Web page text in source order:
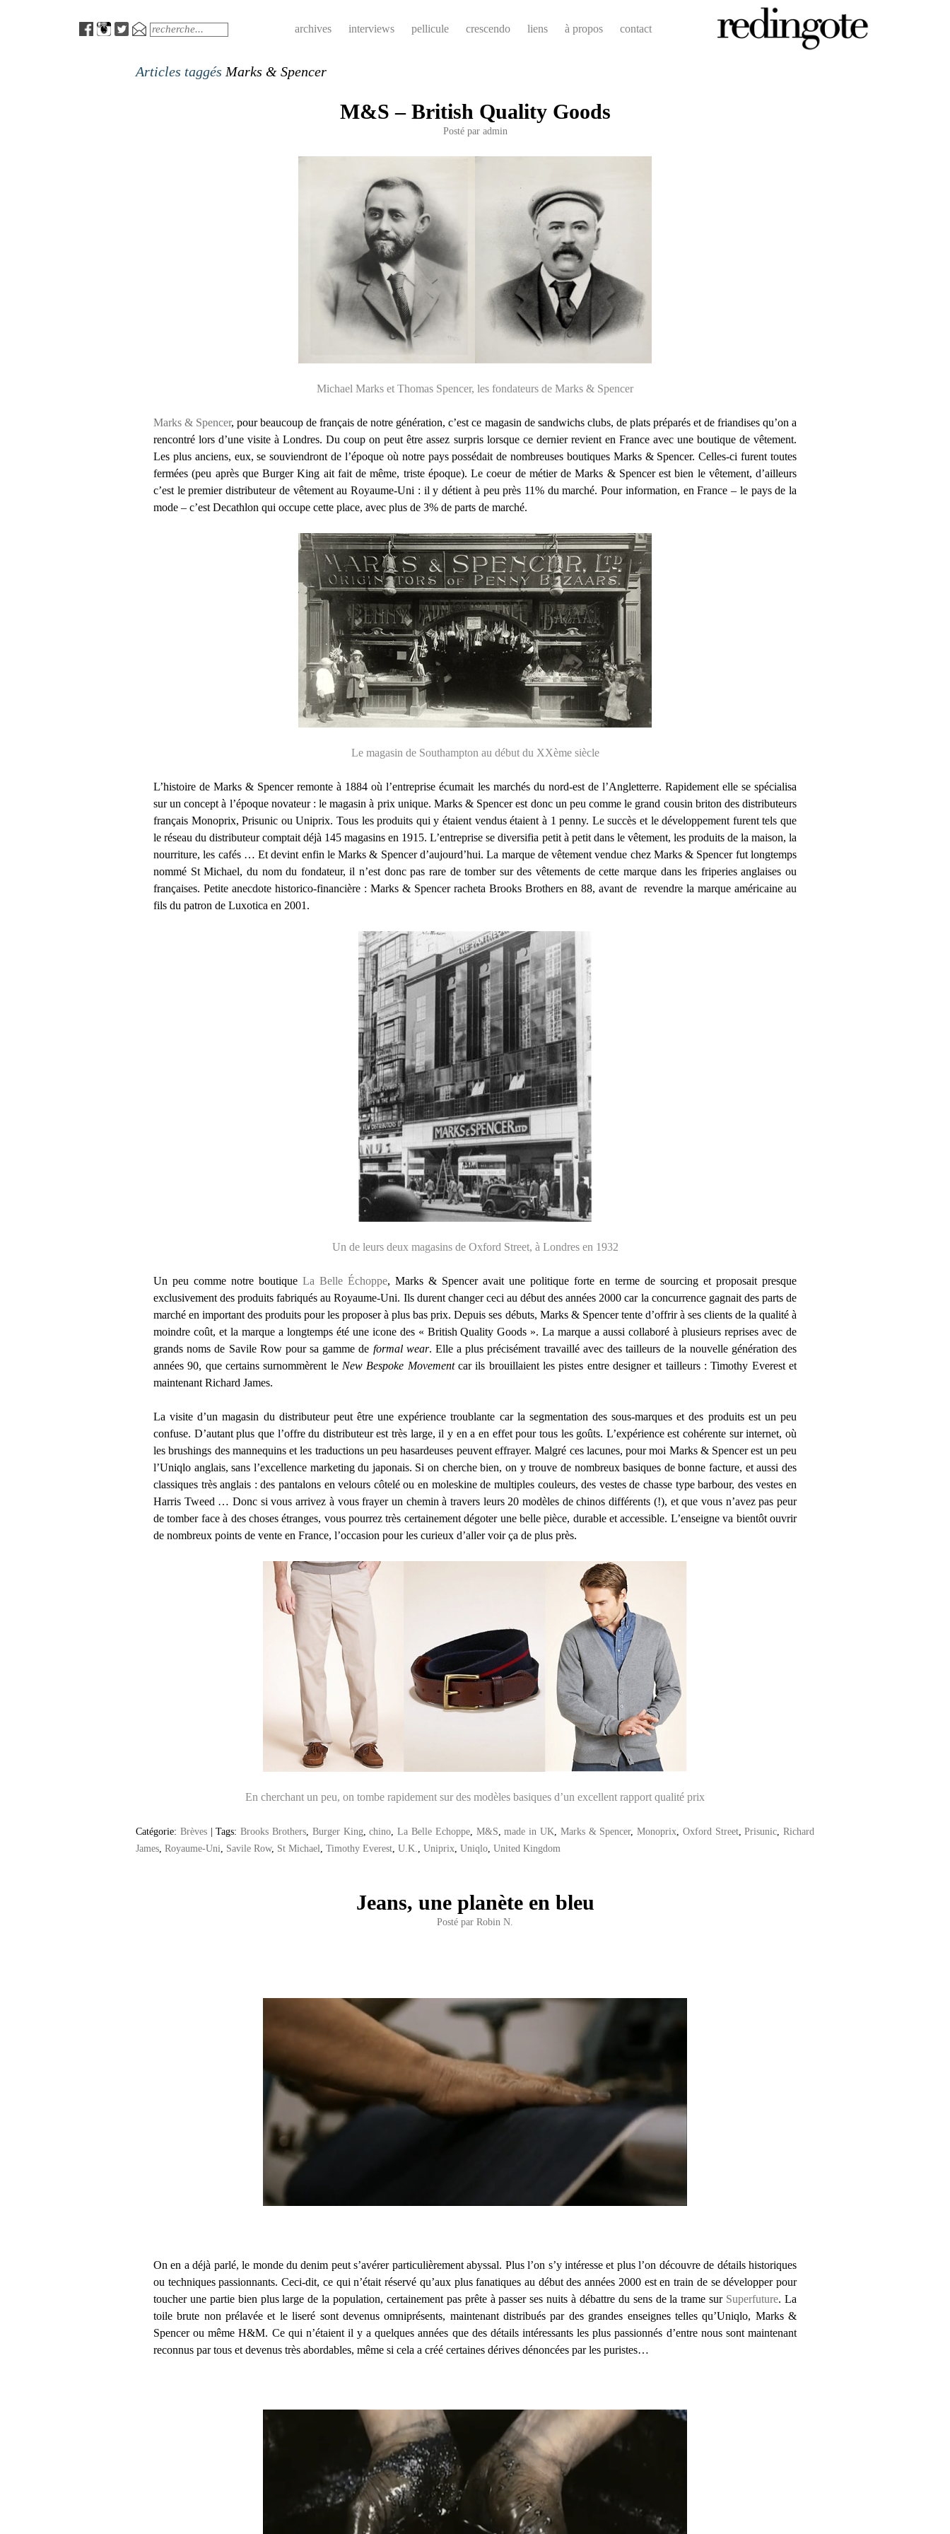
MenuSearch archives interviews pellicule crescendo liens à propos contact
Articles taggés Marks & Spencer
M&S – British Quality Goods
Posté par admin
Michael Marks et Thomas Spencer, les fondateurs de Marks & Spencer
Marks & Spencer, pour beaucoup de français de notre génération, c’est ce magasin de sandwichs clubs, de plats préparés et de friandises qu’on a
rencontré lors d’une visite à Londres. Du coup on peut être assez surpris lorsque ce dernier revient en France avec une boutique de vêtement.
Les plus anciens, eux, se souviendront de l’époque où notre pays possédait de nombreuses boutiques Marks & Spencer. Celles-ci furent toutes
fermées (peu après que Burger King ait fait de même, triste époque). Le coeur de métier de Marks & Spencer est bien le vêtement, d’ailleurs
c’est le premier distributeur de vêtement au Royaume-Uni : il y détient à peu près 11% du marché. Pour information, en France – le pays de la
mode – c’est Decathlon qui occupe cette place, avec plus de 3% de parts de marché.
Le magasin de Southampton au début du XXème siècle
L’histoire de Marks & Spencer remonte à 1884 où l’entreprise écumait les marchés du nord-est de l’Angletterre. Rapidement elle se spécialisa
sur un concept à l’époque novateur : le magasin à prix unique. Marks & Spencer est donc un peu comme le grand cousin briton des distributeurs
français Monoprix, Prisunic ou Uniprix. Tous les produits qui y étaient vendus étaient à 1 penny. Le succès et le développement furent tels que
le réseau du distributeur comptait déjà 145 magasins en 1915. L’entreprise se diversifia petit à petit dans le vêtement, les produits de la maison, la
nourriture, les cafés … Et devint enfin le Marks & Spencer d’aujourd’hui. La marque de vêtement vendue chez Marks & Spencer fut longtemps
nommé St Michael, du nom du fondateur, il n’est donc pas rare de tomber sur des vêtements de cette marque dans les friperies anglaises ou
françaises. Petite anecdote historico-financière : Marks & Spencer racheta Brooks Brothers en 88, avant de revendre la marque américaine au
fils du patron de Luxotica en 2001.
Un de leurs deux magasins de Oxford Street, à Londres en 1932
Un peu comme notre boutique La Belle Échoppe, Marks & Spencer avait une politique forte en terme de sourcing et proposait presque
exclusivement des produits fabriqués au Royaume-Uni. Ils durent changer ceci au début des années 2000 car la concurrence gagnait des parts de
marché en important des produits pour les proposer à plus bas prix. Depuis ses débuts, Marks & Spencer tente d’offrir à ses clients de la qualité à
moindre coût, et la marque a longtemps été une icone des « British Quality Goods ». La marque a aussi collaboré à plusieurs reprises avec de
grands noms de Savile Row pour sa gamme de formal wear. Elle a plus précisément travaillé avec des tailleurs de la nouvelle génération des
années 90, que certains surnommèrent le New Bespoke Movementcar ils brouillaient les pistes entre designer et tailleurs : Timothy Everest et
maintenant Richard James.
La visite d’un magasin du distributeur peut être une expérience troublante car la segmentation des sous-marques et des produits est un peu
confuse. D’autant plus que l’offre du distributeur est très large, il y en a en effet pour tous les goûts. L’expérience est cohérente sur internet, où
les brushings des mannequins et les traductions un peu hasardeuses peuvent effrayer. Malgré ces lacunes, pour moi Marks & Spencer est un peu
l’Uniqlo anglais, sans l’excellence marketing du japonais. Si on cherche bien, on y trouve de nombreux basiques de bonne facture, et aussi des
classiques très anglais : des pantalons en velours côtelé ou en moleskine de multiples couleurs, des vestes de chasse type barbour, des vestes en
Harris Tweed … Donc si vous arrivez à vous frayer un chemin à travers leurs 20 modèles de chinos différents (!), et que vous n’avez pas peur
de tomber face à des choses étranges, vous pourrez très certainement dégoter une belle pièce, durable et accessible. L’enseigne va bientôt ouvrir
de nombreux points de vente en France, l’occasion pour les curieux d’aller voir ça de plus près.
En cherchant un peu, on tombe rapidement sur des modèles basiques d’un excellent rapport qualité prix
Catégorie: Brèves |Tags:Brooks Brothers, Burger King,chino,La Belle Echoppe, M&S,made in UK, Marks & Spencer,Monoprix, Oxford Street,Prisunic,Richard
James, Royaume-Uni, Savile Row, St Michael, Timothy Everest, U.K., Uniprix, Uniqlo, United Kingdom
Jeans, une planète en bleu
Posté par Robin N.
On en a déjà parlé, le monde du denim peut s’avérer particulièrement abyssal. Plus l’on s’y intéresse et plus l’on découvre de détails historiques
ou techniques passionnants. Ceci-dit, ce qui n’était réservé qu’aux plus fanatiques au début des années 2000 est en train de se développer pour
toucher une partie bien plus large de la population, certainement pas prête à passer ses nuits à débattre du sens de la trame sur Superfuture. La
toile brute non prélavée et le liseré sont devenus omniprésents, maintenant distribués par des grandes enseignes telles qu’Uniqlo, Marks &
Spencer ou même H&M. Ce qui n’étaient il y a quelques années que des détails intéressants les plus passionnés d’entre nous sont maintenant
reconnus par tous et devenus très abordables, même si cela a créé certaines dérives dénoncées par les puristes…